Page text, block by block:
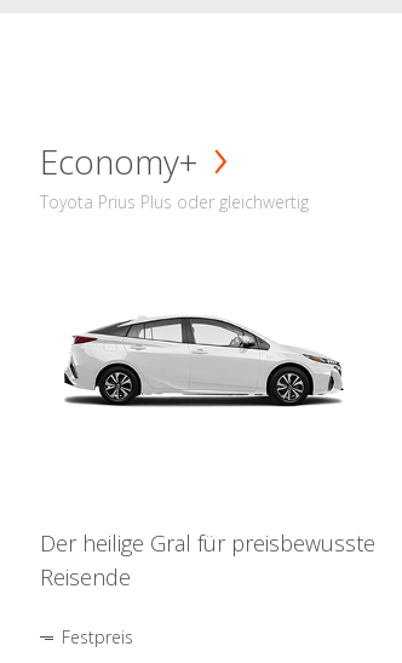
Economy+
Toyota Prius Plus oder gleichwertig
Der heilige Gral für preisbewusste
Reisende
Festpreis